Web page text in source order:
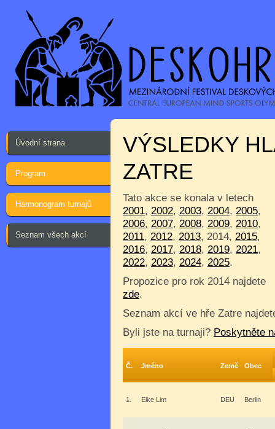
Úvodní strana
Program
Harmonogram turnajů
Seznam všech akcí
VÝSLEDKY
ZATRE
Tato akce se konala v letech
2001, 2002, 2003, 2004, 2005,
2006, 2007, 2008, 2009, 2010,
2011, 2012, 2013, 2014, 2015,
2016, 2017, 2018, 2019, 2021,
2022, 2023, 2024, 2025.
Propozice pro rok 2014 najdete
zde.
Seznam akcí ve hře Zatre
Byli jste na turnaji? Poskytněte
Č. Jméno Země Obec
1. Elke Lim DEU Berlin